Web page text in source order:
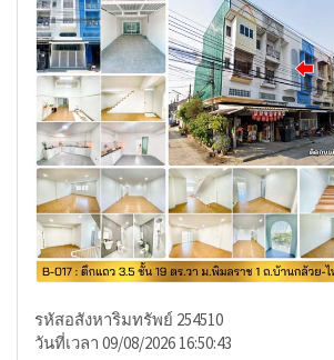
รหัสอสังหาริมทรัพย์ 254510
วันที่เวลา 09/08/2026 16:50:43